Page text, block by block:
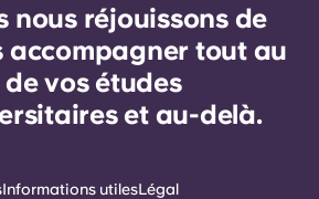
nous réjouissons de
accompagner tout au
vos études
et au-delà.
Informations utilesLégal